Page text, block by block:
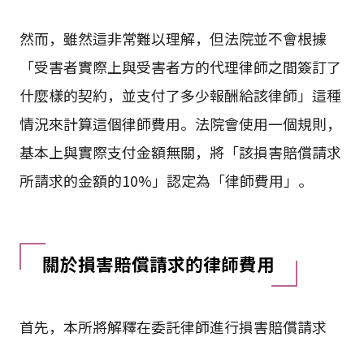
然而，雖然這非常難以理解，但法院並不會根據
「受害者實際上與受害者方的代理律師之間簽訂了
什麼樣的契約，並支付了多少報酬給該律師」這種
情況來計算這個律師費用。法院會使用一個規則，
基本上與實際支付金額無關，將「該損害賠償請求
所請求的金額的10%」認定為「律師費用」。
關於損害賠償請求的律師費用
首先，本所將解釋在委託律師進行損害賠償請求